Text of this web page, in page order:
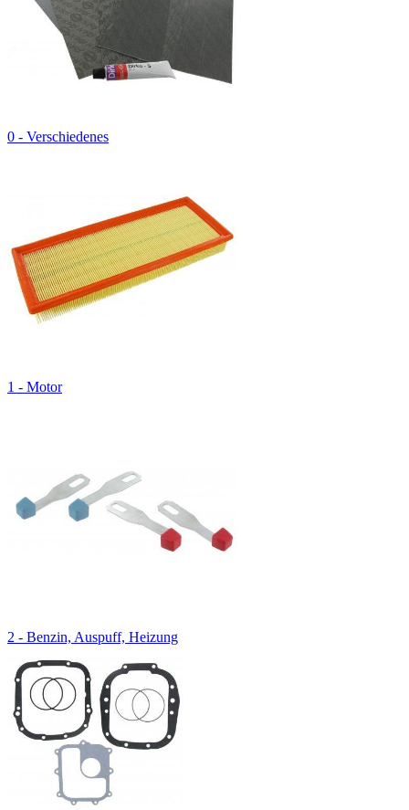
0 - Verschiedenes
1 - Motor
2 - Benzin, Auspuff, Heizung